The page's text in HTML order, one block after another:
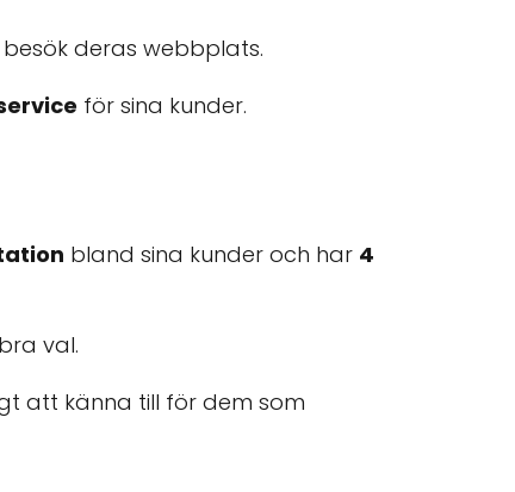
besök deras webbplats.
för sina kunder.
bland sina kunder och har 4
val.
att känna till för dem som